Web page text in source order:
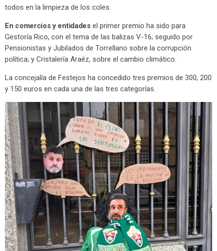
todos en la limpieza de los coles.
En comercios y entidadesel primer premio ha sido para
Gestoría Rico, con el tema de las balizas V-16; seguido por
Pensionistas y Jubilados de Torrellano sobre la corrupción
política; y Cristalería Araéz, sobre el cambio climático.
La concejalía de Festejos ha concedido tres premios de 300, 200
y 150 euros en cada una de las tres categorías.